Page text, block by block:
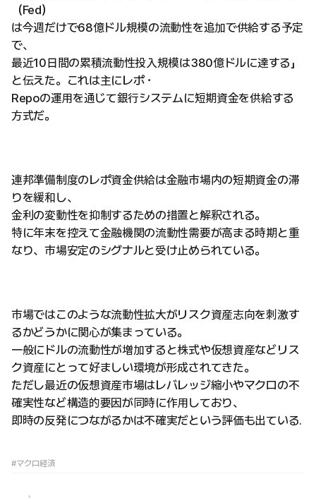
（Fed）
は今週だけで68億ドル規模の流動性を追加で供給する予定
で、
最近10日間の累積流動性投入規模は380億ドルに達する」
と伝えた。これは主にレポ・
Repoの運用を通じて銀行システムに短期資金を供給する
方式だ。
連邦準備制度のレポ資金供給は金融市場内の短期資金の滞
りを緩和し、
金利の変動性を抑制するための措置と解釈される。
特に年末を控えて金融機関の流動性需要が高まる時期と重
なり、市場安定のシグナルと受け止められている。
市場ではこのような流動性拡大がリスク資産志向を刺激す
るかどうかに関心が集まっている。
一般にドルの流動性が増加すると株式や仮想資産などリス
ク資産にとって好ましい環境が形成されてきた。
ただし最近の仮想資産市場はレバレッジ縮小やマクロの不
確実性など構造的要因が同時に作用しており、
即時の反発につながるかは不確実だという評価も出ている.
#マクロ経済